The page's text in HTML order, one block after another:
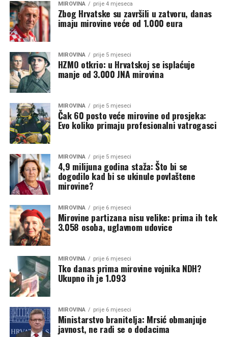
MIROVINA prije 4 mjeseca
Zbog Hrvatske su završili u zatvoru, danas
imaju mirovine veće od 1.000 eura
MIROVINA prije 5 mjeseci
HZMO otkrio: u Hrvatskoj se isplaćuje
manje od 3.000 JNA mirovina
MIROVINA prije 5 mjeseci
Čak 60 posto veće mirovine od prosjeka:
Evo koliko primaju profesionalni vatrogasci
MIROVINA prije 5 mjeseci
4,9 milijuna godina staža: Što bi se
dogodilo kad bi se ukinule povlaštene
mirovine?
MIROVINA prije 6 mjeseci
Mirovine partizana nisu velike: prima ih tek
3.058 osoba, uglavnom udovice
MIROVINA prije 6 mjeseci
Tko danas prima mirovine vojnika NDH?
Ukupno ih je 1.093
MIROVINA prije 6 mjeseci
Ministarstvo branitelja: Mrsić obmanjuje
javnost, ne radi se o dodacima